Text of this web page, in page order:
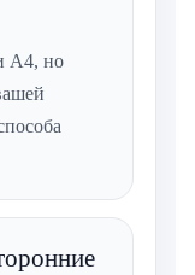
А4, но